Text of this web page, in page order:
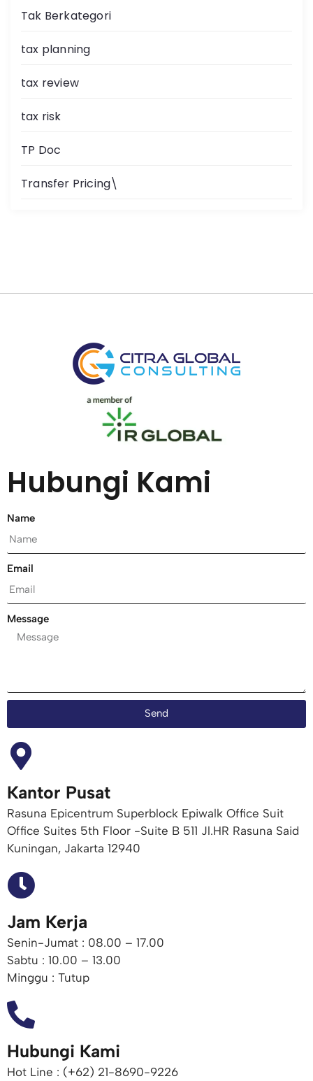
Tak Berkategori
tax planning
tax review
tax risk
TP Doc
Transfer Pricing\
Hubungi Kami
Name
Email
Message
Send
Kantor Pusat
Rasuna Epicentrum Superblock Epiwalk Office Suit
Office Suites 5th Floor -Suite B 511 Jl.HR Rasuna Said
Kuningan, Jakarta 12940
Jam Kerja
Senin-Jumat : 08.00 – 17.00
Sabtu : 10.00 – 13.00
Minggu : Tutup
Hubungi Kami
Hot Line : (+62) 21-8690-9226​